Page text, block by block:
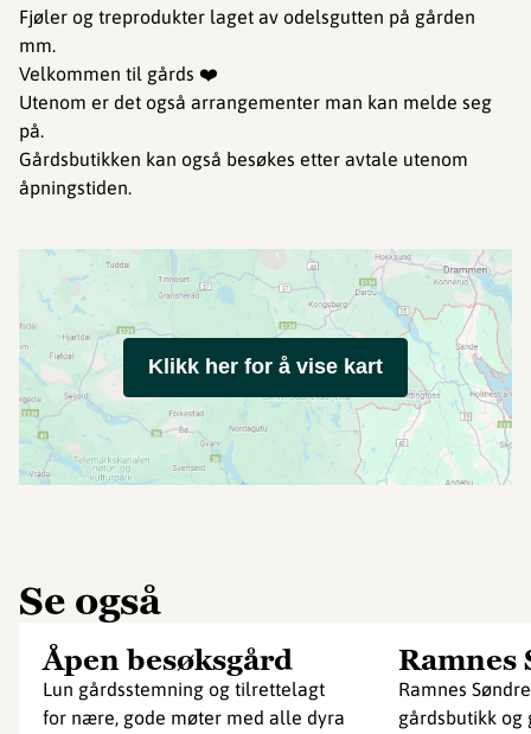
Fjøler og treprodukter laget av odelsgutten på gården
mm.
Velkommen til gårds ❤️
Utenom er det også arrangementer man kan melde seg
på.
Gårdsbutikken kan også besøkes etter avtale utenom
åpningstiden.
Klikk her for å vise kart
Se også
Åpen besøksgård
Lun gårdsstemning og tilrettelagt
for nære, gode møter med alle dyra
Ramnes
Ramnes
gårdsbutikk